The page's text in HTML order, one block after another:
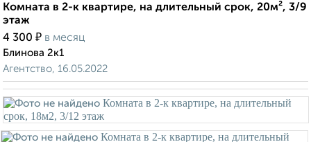
Комната в 2-к квартире, на длительный срок, 20м², 3/9
этаж
4 300 ₽ в месяц
Блинова 2к1
Агентство, 16.05.2022